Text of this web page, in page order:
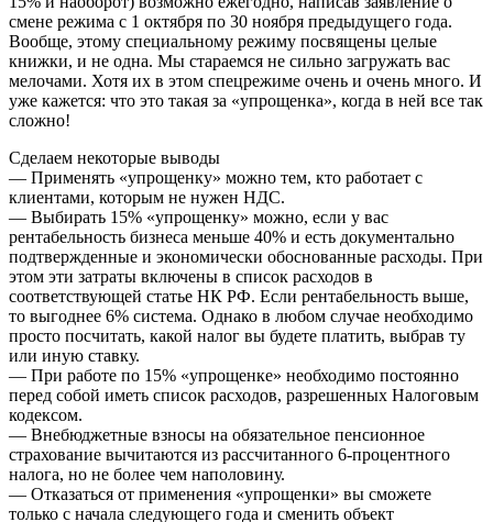
смене режима с 1 октября по 30 ноября предыдущего года.
Вообще, этому специальному режиму посвящены целые
книжки, и не одна. Мы стараемся не сильно загружать вас
мелочами. Хотя их в этом спецрежиме очень и очень много. И
уже кажется: что это такая за «упрощенка», когда в ней все так
сложно!
Сделаем некоторые выводы
— Применять «упрощенку» можно тем, кто работает с
клиентами, которым не нужен НДС.
— Выбирать 15% «упрощенку» можно, если у вас
рентабельность бизнеса меньше 40% и есть документально
подтвержденные и экономически обоснованные расходы. При
этом эти затраты включены в список расходов в
соответствующей статье НК РФ. Если рентабельность выше,
то выгоднее 6% система. Однако в любом случае необходимо
просто посчитать, какой налог вы будете платить, выбрав ту
или иную ставку.
— При работе по 15% «упрощенке» необходимо постоянно
перед собой иметь список расходов, разрешенных Налоговым
кодексом.
— Внебюджетные взносы на обязательное пенсионное
страхование вычитаются из рассчитанного 6-процентного
налога, но не более чем наполовину.
— Отказаться от применения «упрощенки» вы сможете
только с начала следующего года и сменить объект